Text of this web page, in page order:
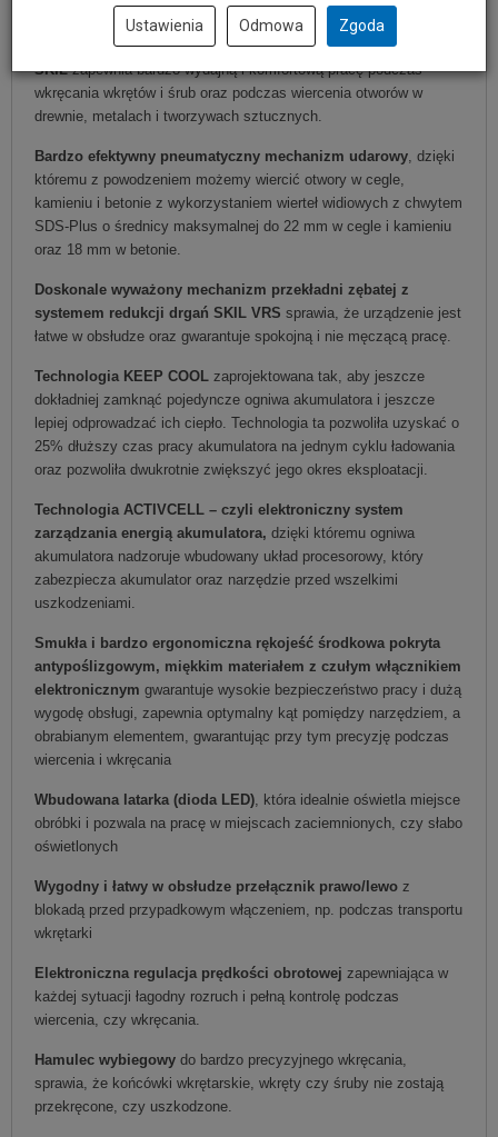
Bezszczotkowy silnik prądu stałego 20V BRUSHLESS firmy
SKILzapewnia bardzo wydajną i komfortową pracę podczas
wkręcania wkrętów i śrub oraz podczas wiercenia otworów w
drewnie, metalach i tworzywach sztucznych.
Bardzo efektywny pneumatyczny mechanizm udarowy , dzięki
któremu z powodzeniem możemy wiercić otwory w cegle,
kamieniu i betonie z wykorzystaniem wierteł widiowych z chwytem
SDS-Plus o średnicy maksymalnej do 22 mm w cegle i kamieniu
oraz 18 mm w betonie.
Doskonale wyważony mechanizm przekładni zębatej z
systemem redukcji drgań SKIL VRS sprawia, że urządzenie jest
łatwe w obsłudze oraz gwarantuje spokojną i nie męczącą pracę.
Technologia KEEP COOL zaprojektowana tak, aby jeszcze
dokładniej zamknąć pojedyncze ogniwa akumulatora i jeszcze
lepiej odprowadzać ich ciepło. Technologia ta pozwoliła uzyskać o
25% dłuższy czas pracy akumulatora na jednym cyklu ładowania
oraz pozwoliła dwukrotnie zwiększyć jego okres eksploatacji.
Technologia ACTIVCELL – czyli elektroniczny system
zarządzania energią akumulatora, dzięki któremu ogniwa
akumulatora nadzoruje wbudowany układ procesorowy, który
zabezpiecza akumulator oraz narzędzie przed wszelkimi
uszkodzeniami.
Smukła i bardzo ergonomiczna rękojeść środkowa pokryta
antypoślizgowym, miękkim materiałem z czułym włącznikiem
elektronicznym gwarantuje wysokie bezpieczeństwo pracy i dużą
wygodę obsługi, zapewnia optymalny kąt pomiędzy narzędziem, a
obrabianym elementem, gwarantując przy tym precyzję podczas
wiercenia i wkręcania
Wbudowana latarka (dioda LED) , która idealnie oświetla miejsce
obróbki i pozwala na pracę w miejscach zaciemnionych, czy słabo
oświetlonych
Wygodny i łatwy w obsłudze przełącznik prawo/lewo z
blokadą przed przypadkowym włączeniem, np. podczas transportu
wkrętarki
Elektroniczna regulacja prędkości obrotowej zapewniająca w
każdej sytuacji łagodny rozruch i pełną kontrolę podczas
wiercenia, czy wkręcania.
Hamulec wybiegowy do bardzo precyzyjnego wkręcania,
sprawia, że końcówki wkrętarskie, wkręty czy śruby nie zostają
przekręcone, czy uszkodzone.
Ustawienia Odmowa Zgoda